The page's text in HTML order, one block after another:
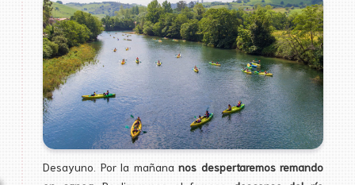
Desayuno. Por la mañana nos despertaremos remando